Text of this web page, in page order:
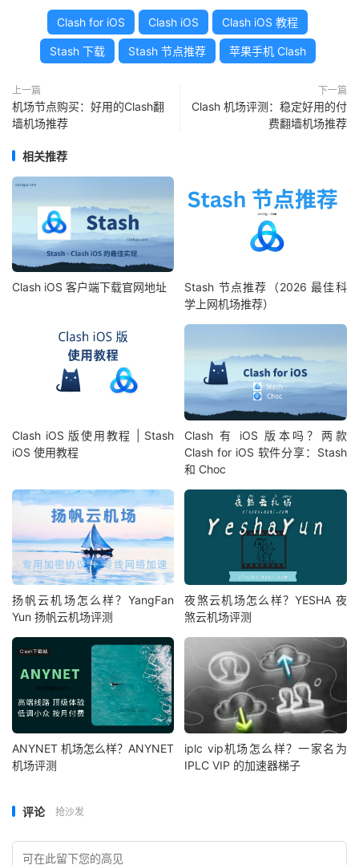
Clash for iOS Clash iOS Clash iOS 教程
Stash 下载 Stash 节点推荐 苹果手机 Clash
上一篇
机场节点购买：好用的Clash翻
墙机场推荐
下一篇
Clash 机场评测：稳定好用的付
费翻墙机场推荐
相关推荐
Clash iOS 客户端下载官网地址
Stash 节点推荐（2026 最佳科
学上网机场推荐）
Clash iOS 版使用教程 | Stash
iOS 使用教程
Clash 有 iOS 版本吗？两款
Clash for iOS 软件分享：Stash
和 Choc
扬帆云机场怎么样？YangFan
Yun 扬帆云机场评测
夜煞云机场怎么样？YESHA 夜
煞云机场评测
ANYNET 机场怎么样？ANYNET
机场评测
iplc vip机场怎么样？一家名为
IPLC VIP 的加速器梯子
评论 抢沙发